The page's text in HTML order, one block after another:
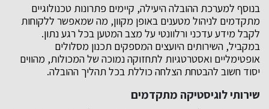
בנוסף למערכת ההובלה היעילה, קיימים פתרונות טכנולוגיים
מתקדמים לניהול מטענים באופן מקוון, מה שמאפשר ללקוחות
לקבל מידע עדכני ורלוונטי על מצב המטען בכל רגע נתון.
במקביל, השירותים היועצים המספקים תכנון מסלולים
אופטימליים ואסטרטגיות לתחזוקה נמוכה של המכולות, מהווים
יסוד חשוב להבטחת הצלחה כוללת בכל תהליך ההובלה.
שירותי לוגיסטיקה מתקדמים